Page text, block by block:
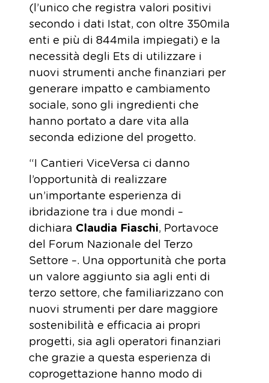
(l’unico che registra valori positivi
secondo i dati Istat, con oltre 350mila
enti e più di 844mila impiegati) e la
necessità degli Ets di utilizzare i
nuovi strumenti anche finanziari per
generare impatto e cambiamento
sociale, sono gli ingredienti che
hanno portato a dare vita alla
seconda edizione del progetto.
“I Cantieri ViceVersa ci danno
l’opportunità di realizzare
un’importante esperienza di
ibridazione tra i due mondi –
dichiara Claudia Fiaschi, Portavoce
del Forum Nazionale del Terzo
Settore –. Una opportunità che porta
un valore aggiunto sia agli enti di
terzo settore, che familiarizzano con
nuovi strumenti per dare maggiore
sostenibilità e efficacia ai propri
progetti, sia agli operatori finanziari
che grazie a questa esperienza di
coprogettazione hanno modo di